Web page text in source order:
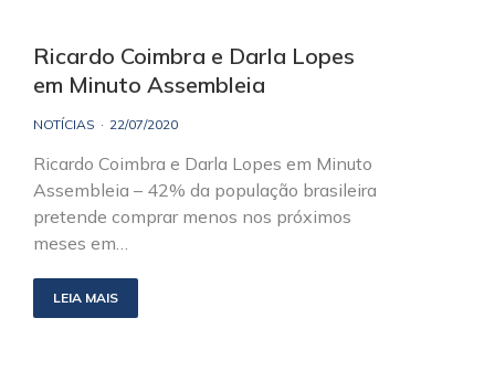
Ricardo Coimbra e Darla Lopes
em Minuto Assembleia
NOTÍCIAS 22/07/2020
Ricardo Coimbra e Darla Lopes em Minuto
Assembleia – 42% da população brasileira
pretende comprar menos nos próximos
meses em…
LEIA MAIS